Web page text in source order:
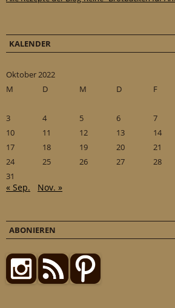
KALENDER
Oktober 2022
M
D M D F
3
4 5 6 7
10
11 12 13 14
17
18 19 20 21
24
25 26 27 28
31
« Sep. Nov. »
ABONIEREN